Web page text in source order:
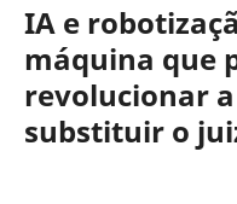
IA e
máquina que
revolucionar
substituir o